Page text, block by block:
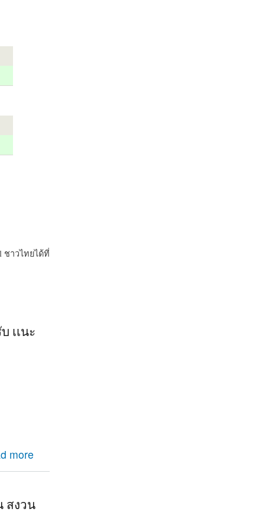
ชาวไทยได้ที่
เเนะ
more
นำหน่อย
สงวน